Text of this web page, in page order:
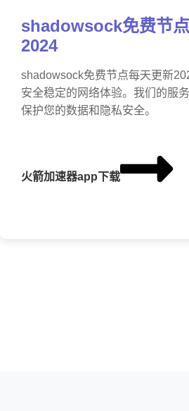
shadowsock免费节
2024
shadowsock免费节点每天更新
安全稳定的网络体验。我们的服
保护您的数据和隐私安全。
火箭加速器app下载